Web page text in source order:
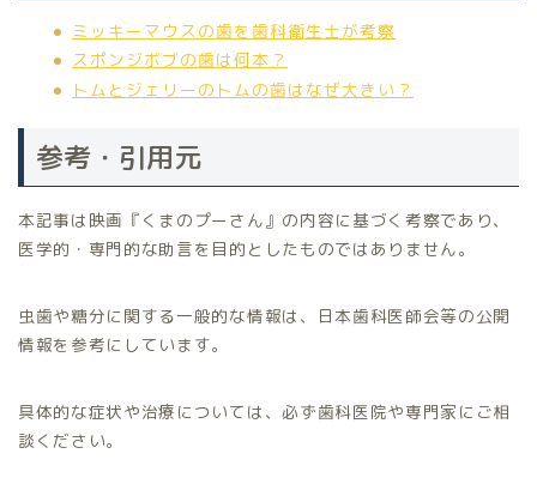
ミッキーマウスの歯を歯科衛生士が考察
スポンジボブの歯は何本？
トムとジェリーのトムの歯はなぜ大きい？
参考・引用元
本記事は映画『くまのプーさん』の内容に基づく考察であり、
医学的・専門的な助言を目的としたものではありません。
虫歯や糖分に関する一般的な情報は、日本歯科医師会等の公開
情報を参考にしています。
具体的な症状や治療については、必ず歯科医院や専門家にご相
談ください。